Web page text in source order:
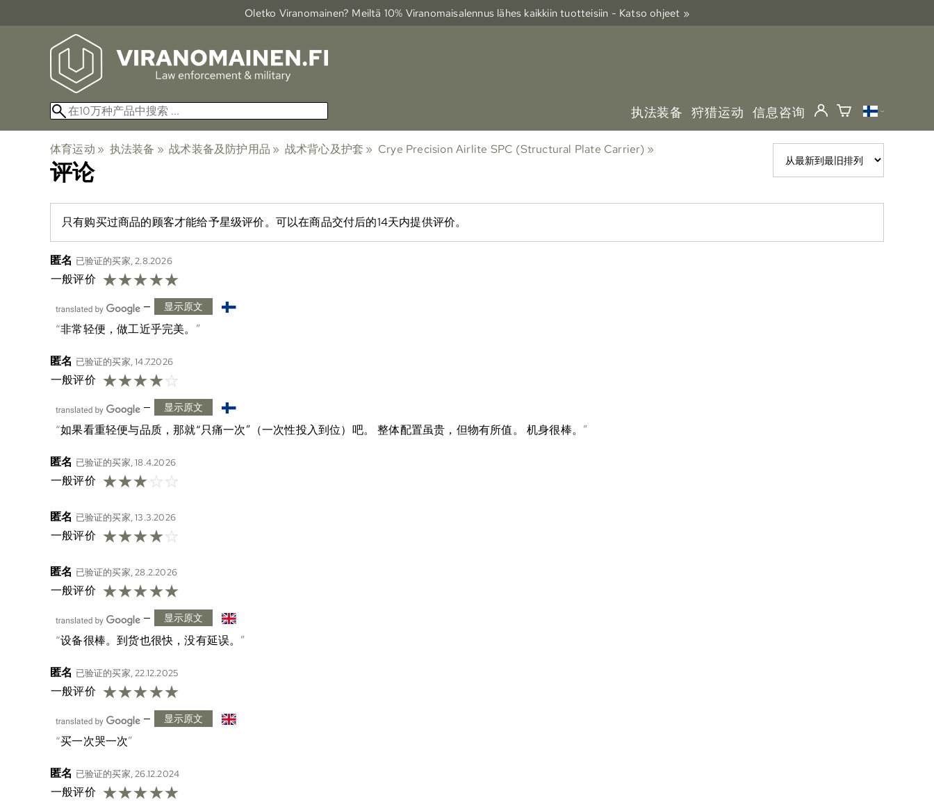
Oletko Viranomainen? Meiltä 10% Viranomais­alennus lähes kaikkiin tuotteisiin - Katso ohjeet »
执法装备 狩猎运动 信息咨询
体育运动 ‪» 执法装备 ‪» 战术装备及防护用品 ‪» 战术背心及护套 ‪» Crye Precision Airlite SPC (Structural Plate Carrier) ‪»
评论
只有购买过商品的顾客才能给予星级评价。可以在商品交付后的14天内提供评价。
匿名 已验证的买家, 2.8.2026
一般评价 ☆☆☆☆☆
— 显示原文
非常轻便，做工近乎完美。
匿名 已验证的买家, 14.7.2026
一般评价 ☆☆☆☆☆
— 显示原文
如果看重轻便与品质，那就“只痛一次”（一次性投入到位）吧。 整体配置虽贵，但物有所值。 机身很棒。
匿名 已验证的买家, 18.4.2026
一般评价 ☆☆☆☆☆
匿名 已验证的买家, 13.3.2026
一般评价 ☆☆☆☆☆
匿名 已验证的买家, 28.2.2026
一般评价 ☆☆☆☆☆
— 显示原文
设备很棒。到货也很快，没有延误。
匿名 已验证的买家, 22.12.2025
一般评价 ☆☆☆☆☆
— 显示原文
买一次哭一次
匿名 已验证的买家, 26.12.2024
一般评价 ☆☆☆☆☆